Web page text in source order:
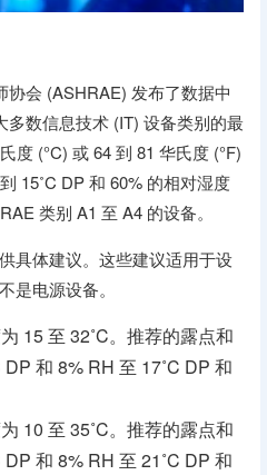
会 (ASHRAE) 发布了数据中
数信息技术 (IT) 设备类别的最
度 (°C) 或 64 到 81 华氏度 (°F)
15˚C DP 和 60% 的相对湿度
类别 A1 至 A4 的设备。
具体建议。这些建议适用于设
是电源设备。
15 至 32˚C。推荐的露点和
和 8% RH 至 17˚C DP 和
10 至 35˚C。推荐的露点和
和 8% RH 至 21˚C DP 和